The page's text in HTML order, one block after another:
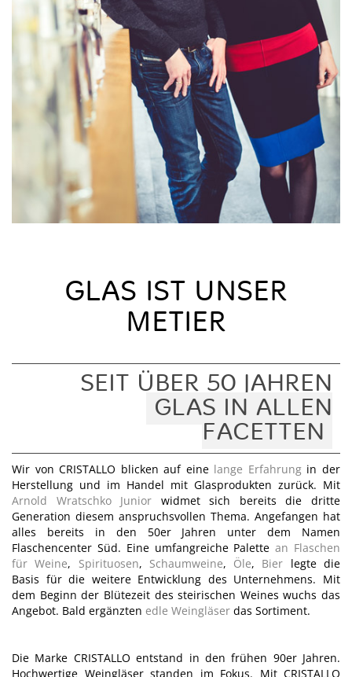
GLAS IST UNSER
METIER
SEIT ÜBER 50 JAHREN
GLAS IN ALLEN
FACETTEN
Wir von CRISTALLO blicken auf eine lange Erfahrungin der
Herstellung und im Handel mit Glasprodukten zurück. Mit
Arnold Wratschko Junior widmet sich bereits die dritte
Generation diesem anspruchsvollen Thema. Angefangen hat
alles bereits in den 50er Jahren unter dem Namen
Flaschencenter Süd. Eine umfangreiche Palettean Flaschen
für Weine, Spirituosen, Schaumweine, Öle, Bier legte die
Basis für die weitere Entwicklung des Unternehmens. Mit
dem Beginn der Blütezeit des steirischen Weines wuchs das
Angebot. Bald ergänzten edle Weingläser das Sortiment.
Die Marke CRISTALLO entstand in den frühen 90er Jahren.
Hochwertige Weingläser standen im Fokus. Mit CRISTALLO